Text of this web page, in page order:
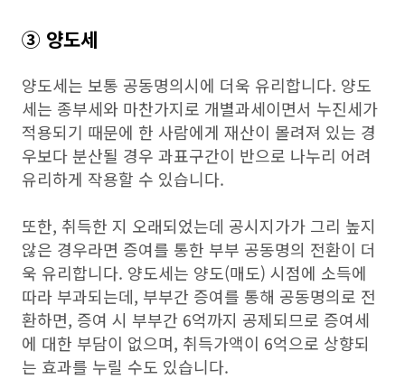
③ 양도세
양도세는 보통 공동명의시에 더욱 유리합니다. 양도
세는 종부세와 마찬가지로 개별과세이면서 누진세가
적용되기 때문에 한 사람에게 재산이 몰려져 있는 경
우보다 분산될 경우 과표구간이 반으로 나누리 어려
유리하게 작용할 수 있습니다.
또한, 취득한 지 오래되었는데 공시지가가 그리 높지
않은 경우라면 증여를 통한 부부 공동명의 전환이 더
욱 유리합니다. 양도세는 양도(매도) 시점에 소득에
따라 부과되는데, 부부간 증여를 통해 공동명의로 전
환하면, 증여 시 부부간 6억까지 공제되므로 증여세
에 대한 부담이 없으며, 취득가액이 6억으로 상향되
는 효과를 누릴 수도 있습니다.